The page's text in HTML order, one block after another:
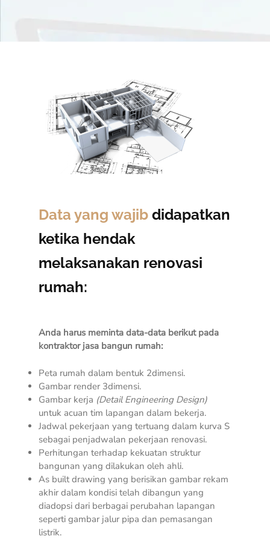
Data yang wajib didapatkan
ketika hendak
melaksanakan renovasi
rumah:
Anda harus meminta data-data berikut pada
kontraktor jasa bangun rumah:
Peta rumah dalam bentuk 2dimensi.
Gambar render 3dimensi.
Gambar kerja (Detail Engineering Design)
untuk acuan tim lapangan dalam bekerja.
Jadwal pekerjaan yang tertuang dalam kurva S
sebagai penjadwalan pekerjaan renovasi.
Perhitungan terhadap kekuatan struktur
bangunan yang dilakukan oleh ahli.
As built drawing yang berisikan gambar rekam
akhir dalam kondisi telah dibangun yang
diadopsi dari berbagai perubahan lapangan
seperti gambar jalur pipa dan pemasangan
listrik.